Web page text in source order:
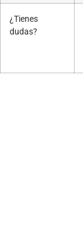
¿Tienes
dudas?